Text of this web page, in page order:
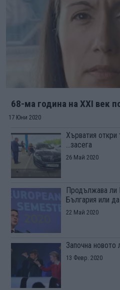
68-ма година на XXI век
17 Юни 2020
Хърватия откри
...засега
26 Май 2020
Продължава ли
България или да
22 Май 2020
Започна
13 Февр. 2020